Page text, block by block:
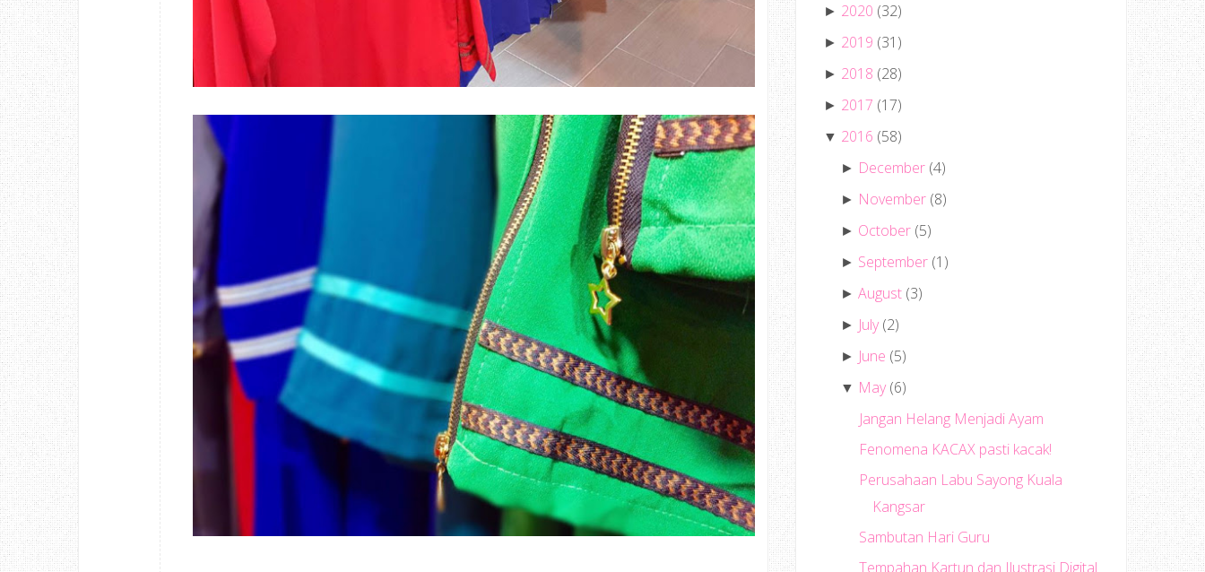
► 2020 (32)
► 2019 (31)
► 2018 (28)
► 2017 (17)
▼ 2016 (58)
► December (4)
► November (8)
► October (5)
► September (1)
►August (3)
► July (2)
► June (5)
▼ May (6)
Jangan Helang Menjadi Ayam
Fenomena KACAX pasti kacak!
Perusahaan Labu Sayong Kuala
Kangsar
Sambutan Hari Guru
Tempahan Kartun dan Ilustrasi Digital